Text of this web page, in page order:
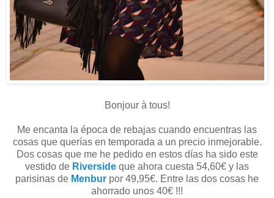
Bonjour à tous!
Me encanta la época de rebajas cuando encuentras las
cosas que querías en temporada a un precio inmejorable.
Dos cosas que me he pedido en estos días ha sido este
vestido de Riverside que ahora cuesta 54,60€ y las
parisinas de Menbur por 49,95€. Entre las dos cosas he
ahorrado unos 40€ !!!